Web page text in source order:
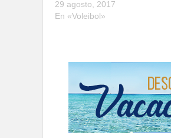
29 agosto, 2017
En «Voleibol»